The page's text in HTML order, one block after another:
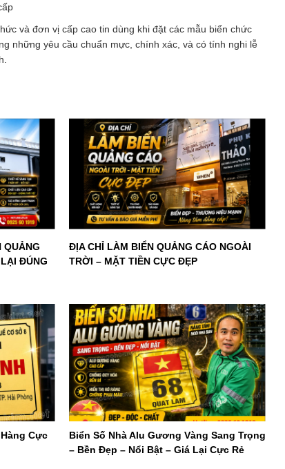
và đơn vị cấp cao tin dùng khi đặt các mẫu biển chức
những yêu cầu chuẩn mực, chính xác, và có tính nghi lễ
QUẢNG
ĐÚNG
ĐỊA CHỈ LÀM BIỂN QUẢNG CÁO NGOÀI
TRỜI – MẶT TIỀN CỰC ĐẸP
Cực
Biển Số Nhà Alu Gương Vàng Sang Trọng
– Bền Đẹp – Nổi Bật – Giá Lại Cực Rẻ